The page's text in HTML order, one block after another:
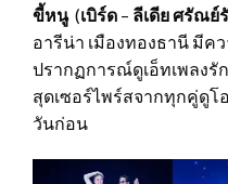
ขี้หนู(เบิร์ด – ลีเดีย ศรัณย์
อารีน่า เมืองทองธานี มี
ปรากฏการณ์ดูเอ็ทเพลงรั
สุดเซอร์ไพร์สจากทุกคู่ดู
วันก่อน